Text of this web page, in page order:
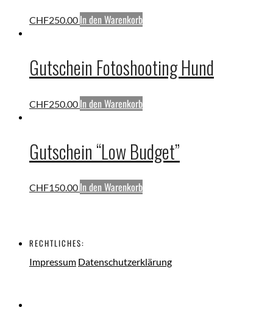
CHF250.00 In den Warenkorb
Gutschein Fotoshooting Hund
CHF250.00 In den Warenkorb
Gutschein “Low Budget”
CHF150.00 In den Warenkorb
RECHTLICHES:
Impressum Datenschutzerklärung